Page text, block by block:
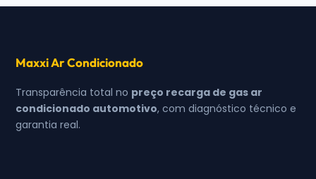
Maxxi Ar Condicionado
Transparência total no preço recarga de gas ar
condicionado automotivo, com diagnóstico técnico e
garantia real.